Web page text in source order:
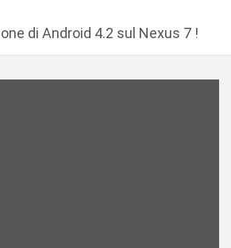
di Android 4.2 sul Nexus 7 !